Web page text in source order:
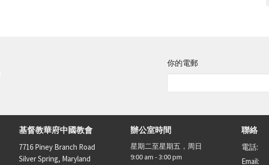
你的電郵
基督教華府中國教會
7716 Piney Branch Road
Silver Spring, Maryland
辦公室時間
星期二至星期五，周日
9:00 am - 3:00 pm
聯絡
電話:
Email: